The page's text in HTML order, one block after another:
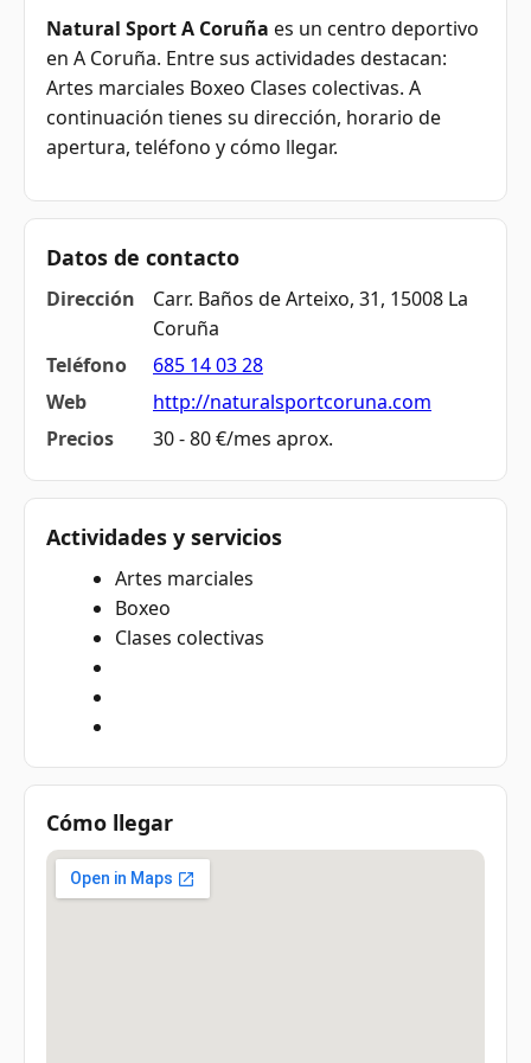
Natural Sport A Coruña es un centro deportivo
en A Coruña. Entre sus actividades destacan:
Artes marciales Boxeo Clases colectivas. A
continuación tienes su dirección, horario de
apertura, teléfono y cómo llegar.
Datos de contacto
Dirección
Carr. Baños de Arteixo, 31, 15008 La
Coruña
Teléfono
685 14 03 28
Web
http://naturalsportcoruna.com
Precios
30 - 80 €/mes aprox.
Actividades y servicios
Artes marciales
Boxeo
Clases colectivas
Cómo llegar